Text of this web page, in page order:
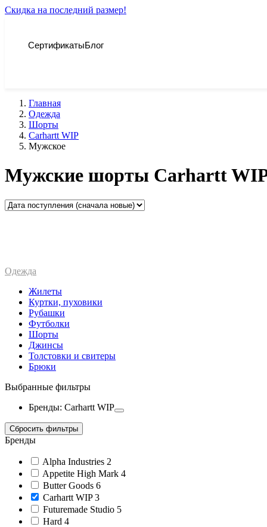
Скидка на последний размер!
СертификатыБлог
Главная
Одежда
Шорты
Carhartt WIP
Мужское
Мужские шорты Carhartt
Одежда
Жилеты
Куртки, пуховики
Рубашки
Футболки
Шорты
Джинсы
Толстовки и свитеры
Брюки
Выбранные фильтры
Бренды: Carhartt WIP
Сбросить фильтры
Бренды
Alpha Industries 2
Appetite High Mark 4
Butter Goods 6
Carhartt WIP3
Futuremade Studio 5
Hard 4